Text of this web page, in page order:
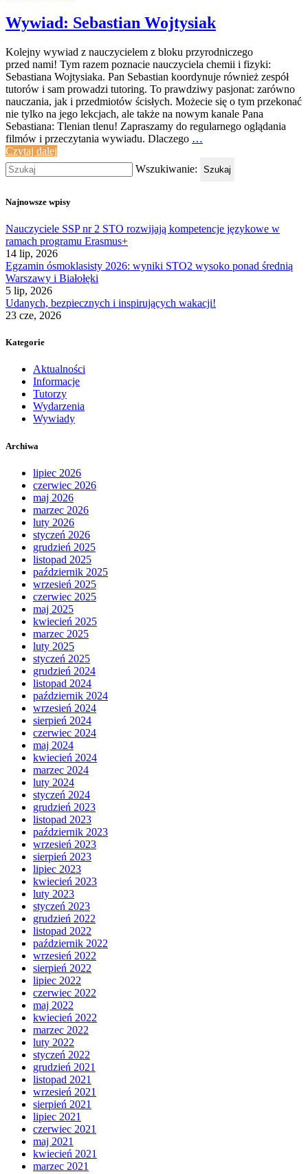
Wywiad: Sebastian Wojtysiak
Kolejny wywiad z nauczycielem z bloku przyrodniczego
przed nami! Tym razem poznacie nauczyciela chemii i fizyki:
Sebastiana Wojtysiaka. Pan Sebastian koordynuje również zespół
tutorów i sam prowadzi tutoring. To prawdziwy pasjonat: zarówno
nauczania, jak i przedmiotów ścisłych. Możecie się o tym przekonać
nie tylko na jego lekcjach, ale także na nowym kanale Pana
Sebastiana: Tlenian tlenu! Zapraszamy do regularnego oglądania
filmów i przeczytania wywiadu. Dlaczego …
Czytaj dalej
Wszukiwanie:
Szukaj
Najnowsze wpisy
Nauczyciele SSP nr 2 STO rozwijają kompetencje językowe w
ramach programu Erasmus+
14 lip, 2026
Egzamin ósmoklasisty 2026: wyniki STO2 wysoko ponad średnią
Warszawy i Białołęki
5 lip, 2026
Udanych, bezpiecznych i inspirujących wakacji!
23 cze, 2026
Kategorie
Aktualności
Informacje
Tutorzy
Wydarzenia
Wywiady
Archiwa
lipiec 2026
czerwiec 2026
maj 2026
marzec 2026
luty 2026
styczeń 2026
grudzień 2025
listopad 2025
październik 2025
wrzesień 2025
czerwiec 2025
maj 2025
kwiecień 2025
marzec 2025
luty 2025
styczeń 2025
grudzień 2024
listopad 2024
październik 2024
wrzesień 2024
sierpień 2024
czerwiec 2024
maj 2024
kwiecień 2024
marzec 2024
luty 2024
styczeń 2024
grudzień 2023
listopad 2023
październik 2023
wrzesień 2023
sierpień 2023
lipiec 2023
kwiecień 2023
luty 2023
styczeń 2023
grudzień 2022
listopad 2022
październik 2022
wrzesień 2022
sierpień 2022
lipiec 2022
czerwiec 2022
maj 2022
kwiecień 2022
marzec 2022
luty 2022
styczeń 2022
grudzień 2021
listopad 2021
wrzesień 2021
sierpień 2021
lipiec 2021
czerwiec 2021
maj 2021
kwiecień 2021
marzec 2021